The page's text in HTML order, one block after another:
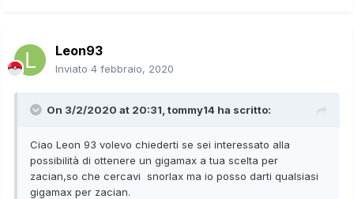
Leon93
Inviato 4 febbraio, 2020
On 3/2/2020 at 20:31, tommy14 ha scritto:
Ciao Leon 93 volevo chiederti se sei interessato alla
possibilità di ottenere un gigamax a tua scelta per
zacian,so che cercavi snorlax ma io posso darti qualsiasi
gigamax per zacian.